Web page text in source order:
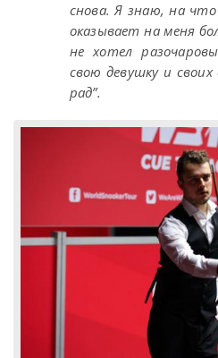
снова. Я знаю, на
оказывает на меня
не хотел
свою девушку и
рад”.